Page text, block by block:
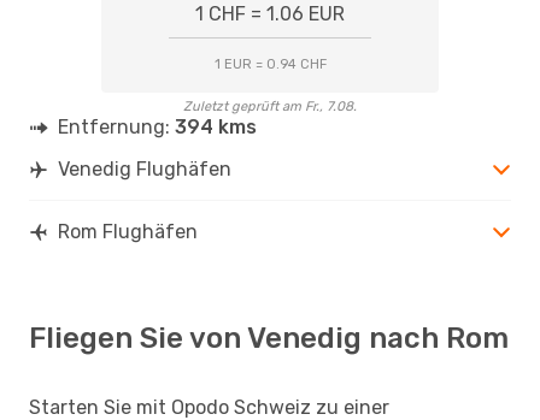
1 CHF = 1.06 EUR
1 EUR = 0.94 CHF
Zuletzt geprüft am Fr., 7.08.
Entfernung: 394 kms
Venedig Flughäfen
Rom Flughäfen
Fliegen Sie von Venedig nach Rom
Starten Sie mit Opodo Schweiz zu einer